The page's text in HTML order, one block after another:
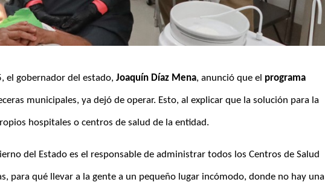
el gobernador del estado, Joaquín Díaz Mena, anunció que el programa
municipales, ya dejó de operar. Esto, al explicar que la solución para la
hospitales o centros de salud de la entidad.
para qué llevar a la gente a un pequeño lugar incómodo, donde no hay una